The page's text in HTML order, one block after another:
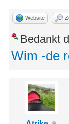
Website
Bedankt
Wim -de